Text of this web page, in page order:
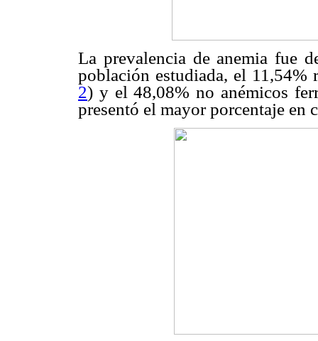
La prevalencia de anemia fue
población estudiada, el 11,54%
2) y el 48,08% no anémicos
presentó el mayor porcentaje en